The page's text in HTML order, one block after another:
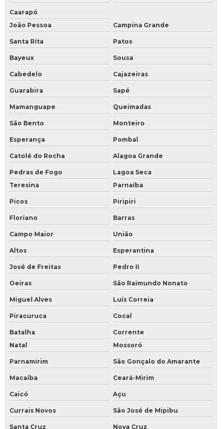
Caarapó
João Pessoa
Campina Grande
Santa Rita Patos
Bayeux Sousa
Cabedelo Cajazeiras
Guarabira Sapé
Mamanguape Queimadas
São Bento Monteiro
Esperança Pombal
Catolé do Rocha Alagoa Grande
Pedras de Fogo
Lagoa Seca
Teresina
Parnaíba
Picos Piripiri
Floriano Barras
Campo Maior União
Altos Esperantina
José de Freitas Pedro II
Oeiras São Raimundo Nonato
Miguel Alves Luís Correia
Piracuruca Cocal
Batalha
Corrente
Natal
Mossoró
Parnamirim São Gonçalo do Amarante
Macaíba Ceará-Mirim
Caicó Açu
Currais Novos São José de Mipibu
Santa Cruz Nova Cruz